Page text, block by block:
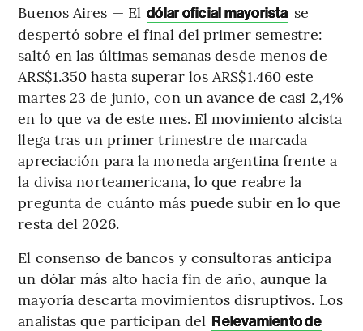
Buenos Aires — El dólar oficial mayorista se
despertó sobre el final del primer semestre:
saltó en las últimas semanas desde menos de
ARS$1.350 hasta superar los ARS$1.460 este
martes 23 de junio, con un avance de casi 2,4%
en lo que va de este mes. El movimiento alcista
llega tras un primer trimestre de marcada
apreciación para la moneda argentina frente a
la divisa norteamericana, lo que reabre la
pregunta de cuánto más puede subir en lo que
resta del 2026.
El consenso de bancos y consultoras anticipa
un dólar más alto hacia fin de año, aunque la
mayoría descarta movimientos disruptivos. Los
analistas que participan del Relevamiento de